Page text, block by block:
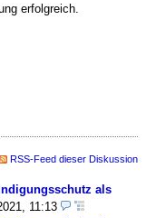
erfolgreich.
RSS-Feed dieser Diskussion
als
11:13